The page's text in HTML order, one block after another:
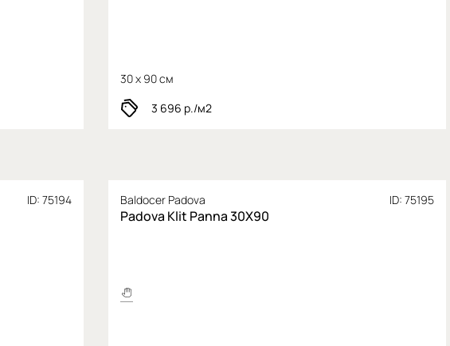
30 x 90 см
3 696 р./м2
ID: 75194 Baldocer Padova ID: 75195
Padova Klit Panna 30X90